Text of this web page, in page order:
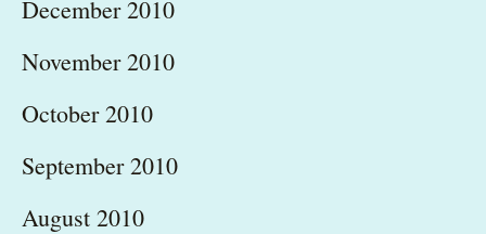
December 2010
November 2010
October 2010
September 2010
August 2010